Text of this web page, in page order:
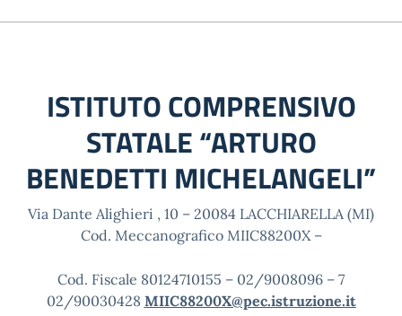
ISTITUTO COMPRENSIVO
STATALE “ARTURO
BENEDETTI MICHELANGELI”
Via Dante Alighieri , 10 – 20084 LACCHIARELLA (MI)
Cod. Meccanografico MIIC88200X –
Cod. Fiscale 80124710155 – 02/9008096 – 7
02/90030428 MIIC88200X@pec.istruzione.it